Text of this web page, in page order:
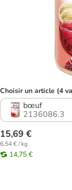
Choisir un article (4
bœuf
2136086.3
15,69 €
6,54 € / kg
14,75 €